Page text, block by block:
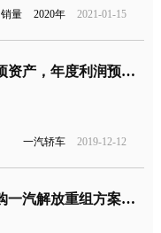
销量 2020年 2021-01-15
一汽轿车转让两项资产，年度利润预增加1.05亿元
一汽轿车 2019-12-12
一汽轿车调整并购一汽解放重组方案，取消35亿元募资